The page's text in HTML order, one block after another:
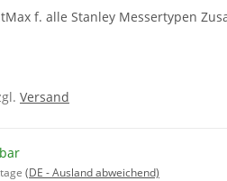
f. alle Stanley Messertypen
Versand
(DE - Ausland abweichend)